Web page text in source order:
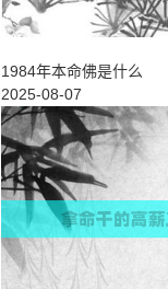
1984年本命佛是什么
2025-08-07